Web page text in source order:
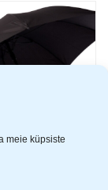
meie küpsiste